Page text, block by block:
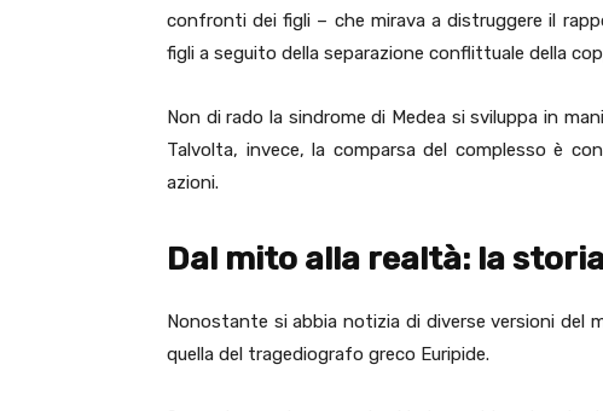
confronti dei figli – che mirava a distruggere il
figli a seguito della separazione conflittuale della
Non di rado la sindrome di Medea si sviluppa in
Talvolta, invece, la comparsa del complesso è
azioni.
Dal mito alla realtà: la
Nonostante si abbia notizia di diverse versioni del
quella del tragediografo greco Euripide.